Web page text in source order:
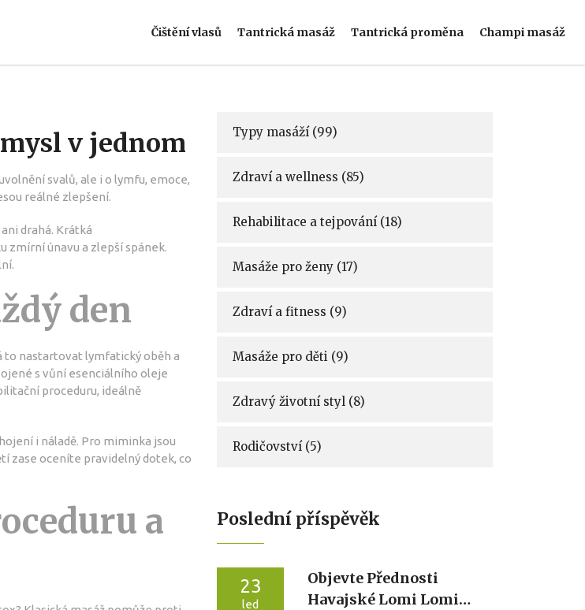
Čištění vlasů Tantrická masáž Tantrická proměna Champi masáž
v jednom
svalů, ale i o lymfu, emoce,
reálné zlepšení.
drahá. Krátká
únavu a zlepší spánek.
den
to nastartovat lymfatický oběh a
s vůní esenciálního oleje
proceduru, ideálně
i náladě. Pro miminka jsou
zase oceníte pravidelný dotek, co
a
Typy masáží (99)
Zdraví a wellness (85)
Rehabilitace a tejpování (18)
Masáže pro ženy (17)
Zdraví a fitness (9)
Masáže pro děti (9)
Zdravý životní styl (8)
Rodičovství (5)
Poslední příspěvěk
23
led
Objevte Přednosti
Havajské Lomi Lomi